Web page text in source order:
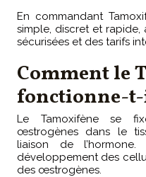
En commandant
simple, discret et
sécurisées et des tarifs
Comment le
fonctionne-
Le Tamoxifène se
œstrogènes dans le
liaison de
développement des
des œstrogènes.